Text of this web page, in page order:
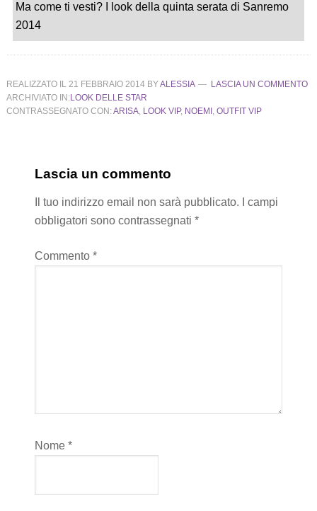
Ma come ti vesti? I look della quinta serata di Sanremo
2014
REALIZZATO IL 21 FEBBRAIO 2014BYALESSIA
LASCIA UN COMMENTO
ARCHIVIATO IN:LOOK DELLE STAR
CONTRASSEGNATO CON:ARISA, LOOK VIP, NOEMI, OUTFIT VIP
Lascia un commento
Il tuo indirizzo email non sarà pubblicato.
I campi
obbligatori sono contrassegnati *
Commento *
Nome *